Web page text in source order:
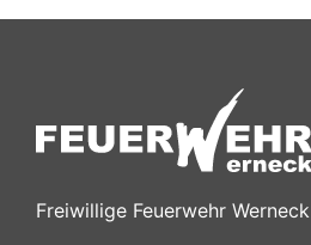
Freiwillige Feuerwehr Werneck